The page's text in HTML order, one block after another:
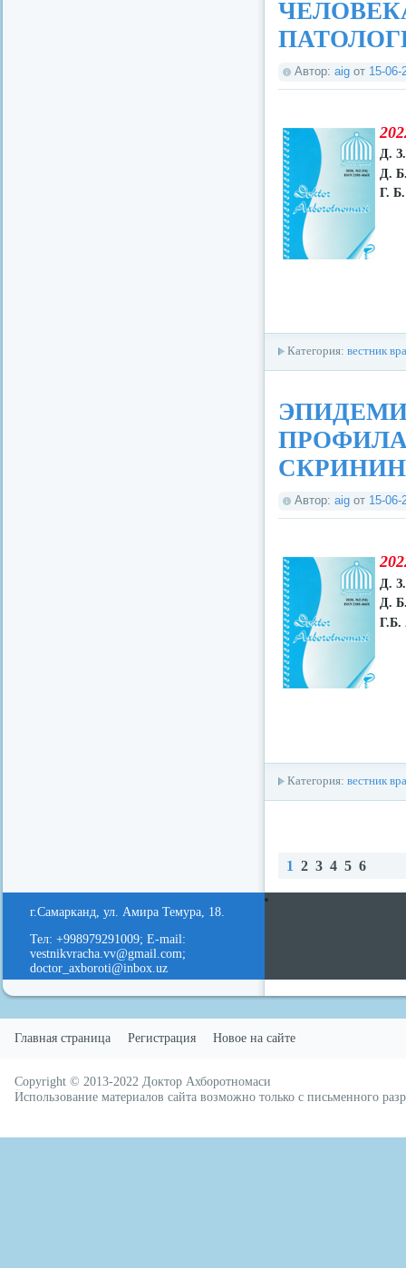
Автор: aig от 15-06-
Д.
Д.
Г.
Категория: вестник
Автор: aig от 15-06-
Д.
Д.
Г.Б.
Категория: вестник
1 2 3 4 5 6
г.Самарканд, ул. Амира Темура, 18.
Тел: +998979291009; E-mail:
vestnikvracha.vv@gmail.com;
doctor_axboroti@inbox.uz
Главная страница Регистрация Новое на сайте
redvid esle
Copyright © 2013-2022 Доктор Ахборотномаси
Использование материалов сайта возможно только с письменного